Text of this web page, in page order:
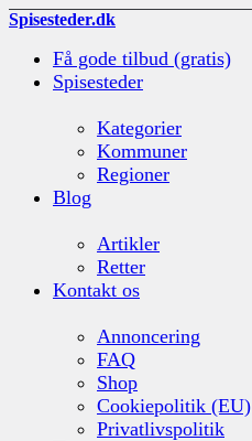
Spisesteder.dk
Få gode tilbud (gratis)
Spisesteder
Kategorier
Kommuner
Regioner
Blog
Artikler
Retter
Kontakt os
Annoncering
FAQ
Shop
Cookiepolitik (EU)
Privatlivspolitik